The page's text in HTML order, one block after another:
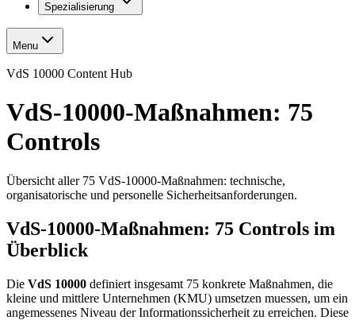
Spezialisierung
Menu
VdS 10000 Content Hub
VdS-10000-Maßnahmen: 75
Controls
Übersicht aller 75 VdS-10000-Maßnahmen: technische,
organisatorische und personelle Sicherheitsanforderungen.
VdS-10000-Maßnahmen: 75 Controls im
Überblick
Die VdS 10000 definiert insgesamt 75 konkrete Maßnahmen, die
kleine und mittlere Unternehmen (KMU) umsetzen muessen, um ein
angemessenes Niveau der Informationssicherheit zu erreichen. Diese